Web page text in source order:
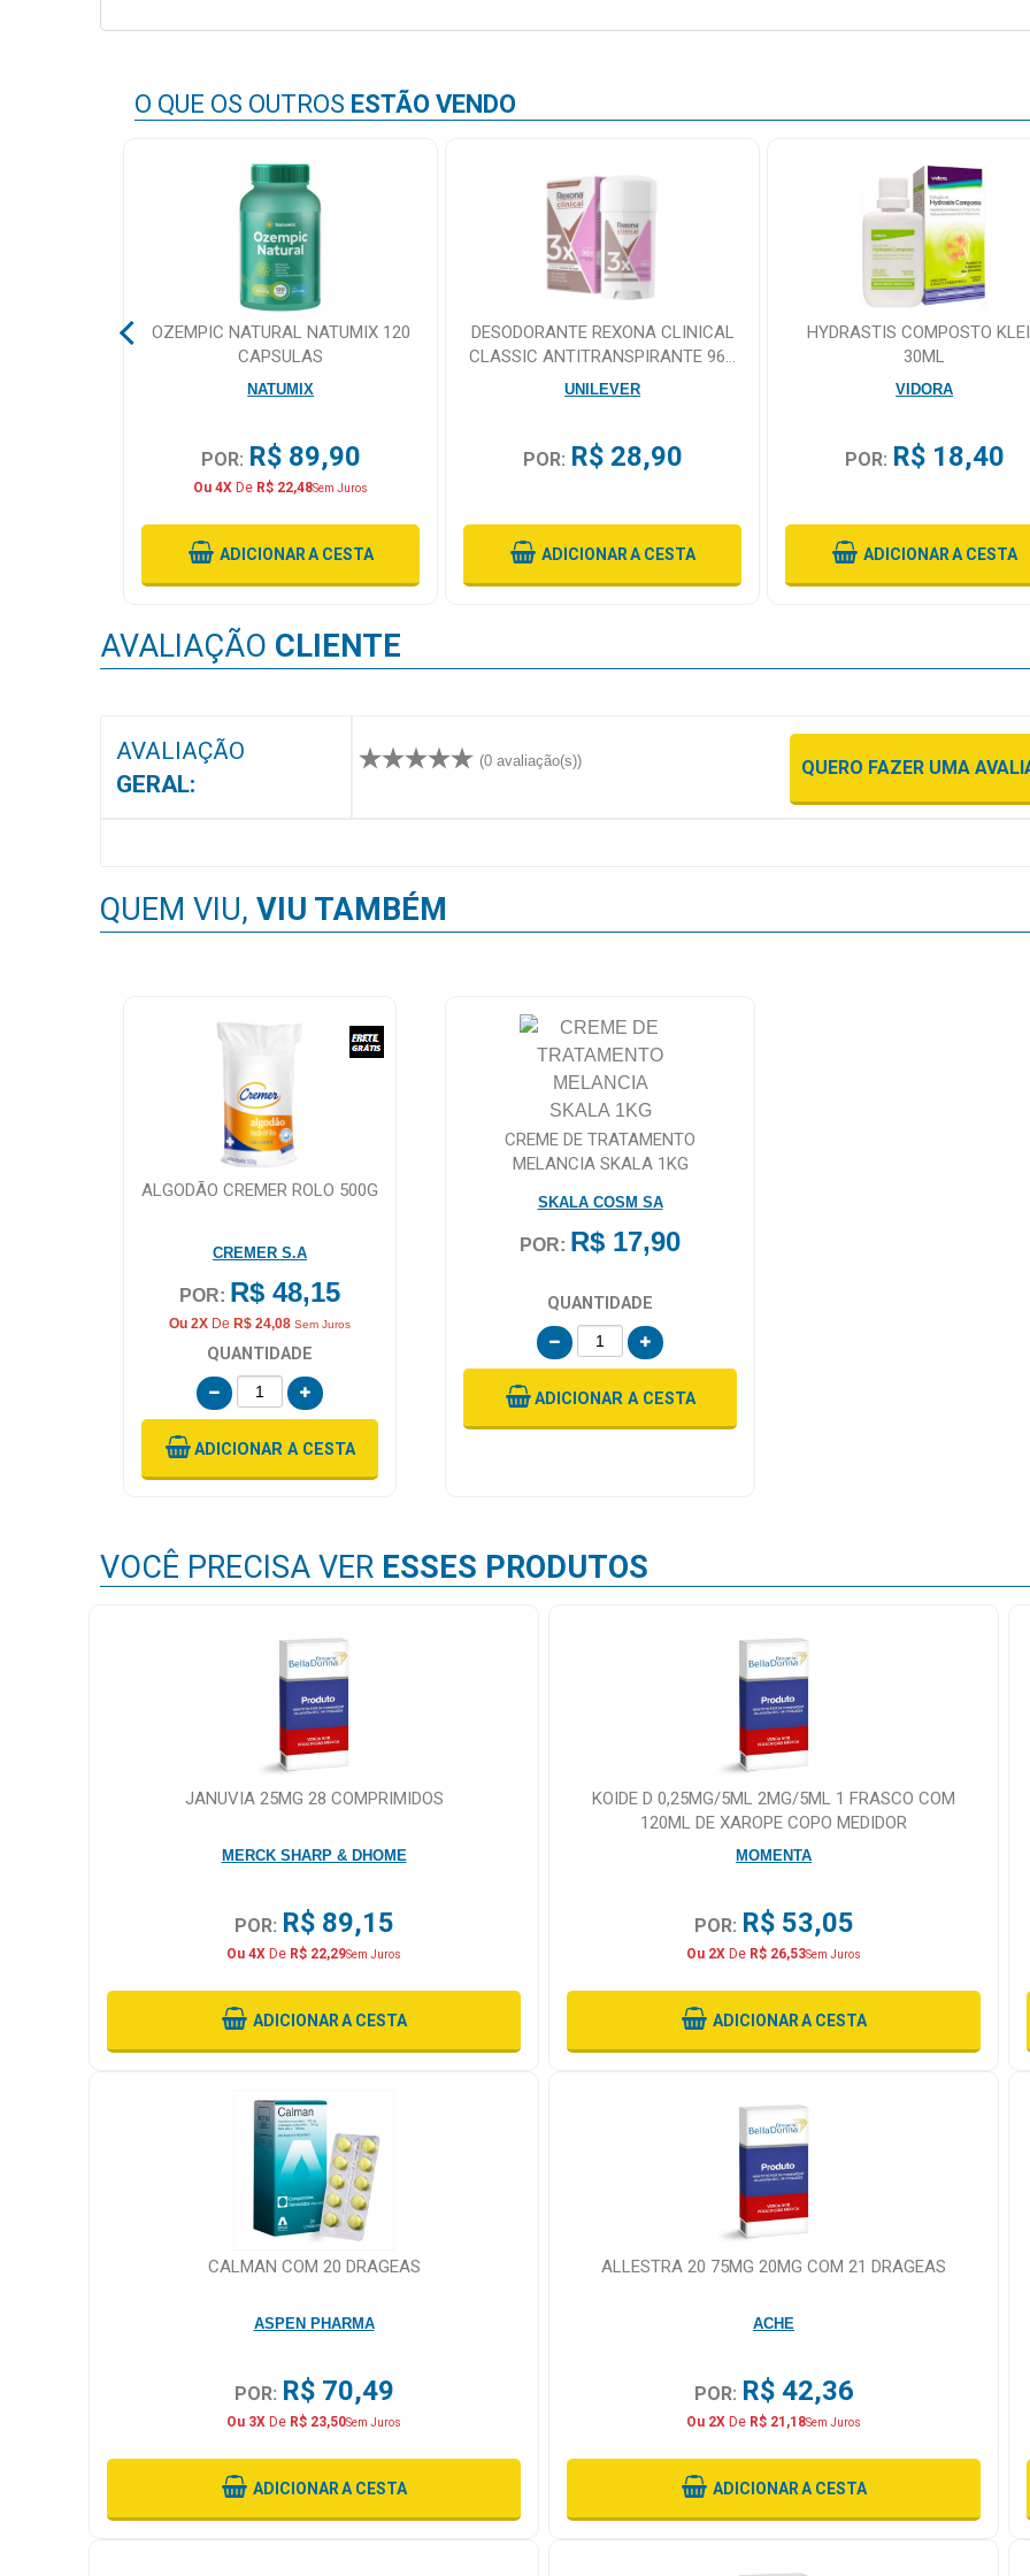
PROMOÇÕES
O QUE OS OUTROS ESTÃO VENDO
OZEMPIC NATURAL NATUMIX 120
CAPSULAS
NATUMIX
POR: R$ 89,90
Ou 4X De R$ 22,48Sem Juros
ADICIONARA CESTA
DESODORANTE REXONA CLINICAL
CLASSIC ANTITRANSPIRANTE 96H
CREME 58G
UNILEVER
POR: R$ 28,90
ADICIONARA CESTA
HYDRASTIS COMPOSTO
30ML
VIDORA
POR: R$ 18,40
ADICIONARA CESTA
AVALIAÇÃO CLIENTE
AVALIAÇÃO
GERAL:
(0 avaliação(s)) QUERO FAZER UMA
QUEM VIU, VIU TAMBÉM
ALGODÃO CREMER ROLO 500G
CREMER S.A
POR: R$ 48,15
Ou 2X De R$ 24,08 Sem Juros
QUANTIDADE
ADICIONAR A CESTA
CREME DE TRATAMENTO
MELANCIA SKALA 1KG
SKALA COSM SA
POR: R$ 17,90
QUANTIDADE
ADICIONAR A CESTA
VOCÊ PRECISA VER ESSES PRODUTOS
JANUVIA 25MG 28 COMPRIMIDOS
MERCK SHARP & DHOME
POR: R$ 89,15
Ou 4X De R$ 22,29Sem Juros
ADICIONARA CESTA
KOIDE D 0,25MG/5ML 2MG/5ML 1 FRASCO COM
120ML DE XAROPE COPO MEDIDOR
MOMENTA
POR: R$ 53,05
Ou 2X De R$ 26,53Sem Juros
ADICIONARA CESTA
CALMAN COM 20 DRAGEAS
ASPEN PHARMA
POR: R$ 70,49
Ou 3X De R$ 23,50Sem Juros
ADICIONARA CESTA
ALLESTRA 20 75MG 20MG COM 21 DRAGEAS
ACHE
POR: R$ 42,36
Ou 2X De R$ 21,18Sem Juros
ADICIONARA CESTA